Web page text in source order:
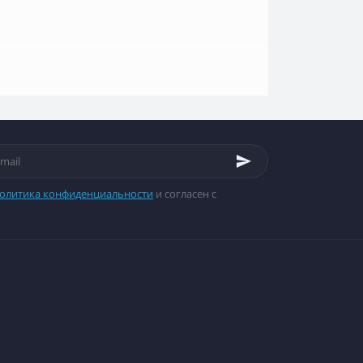
конфиденциальности и согласен с